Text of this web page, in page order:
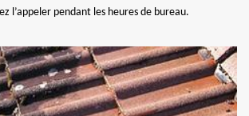
l’appeler pendant les heures de bureau.